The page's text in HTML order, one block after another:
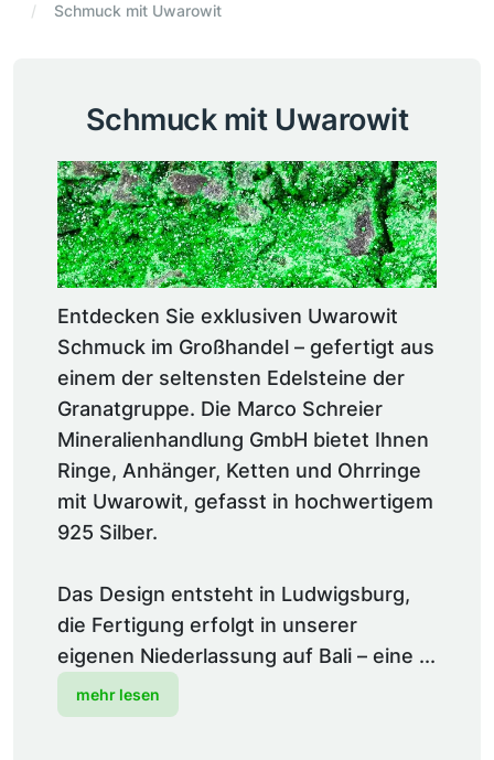
Schmuck mit Uwarowit
Schmuck mit Uwarowit
Entdecken Sie exklusiven Uwarowit
Schmuck im Großhandel – gefertigt aus
einem der seltensten Edelsteine der
Granatgruppe. Die Marco Schreier
Mineralienhandlung GmbH bietet Ihnen
Ringe, Anhänger, Ketten und Ohrringe
mit Uwarowit, gefasst in hochwertigem
925 Silber.
Das Design entsteht in Ludwigsburg,
die Fertigung erfolgt in unserer
eigenen Niederlassung auf Bali – eine ...
mehr lesen